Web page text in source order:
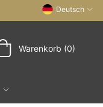
Deutsch
Warenkorb (0)